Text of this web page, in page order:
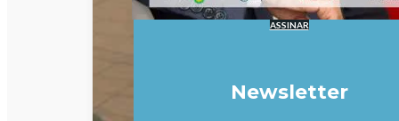
ASSINAR
Newsletter